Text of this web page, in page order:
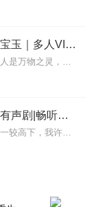
蛊真人｜大爱仙尊｜热血｜老宝玉｜多人VIP免费有声剧
内容简介【黑暗文反派流封神之作】人是万物之灵，蛊是天地真精。一个穿越者不断重生的故事。一个养蛊、炼蛊、用蛊的奇特世界。配音组（男角色）老宝玉旁白...
大奉打更人丨头陀渊领衔多人有声剧|畅听全集|王鹤棣、田曦薇主演影视剧原著|卖报小郎君
【冒泡有奖】听说杨千幻那厮要与我一较高下，我许七安要开始装叉了！快进入声音播放页戳下方输入框，冒个泡偷偷告诉我，我要用哪些诗词才能胜过他？说得好的，有赏！202...